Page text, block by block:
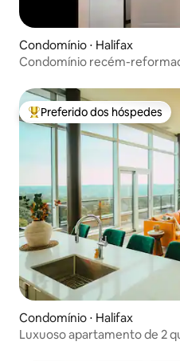
Condomínio ⋅ Halifax
Condomínio recém-
Entre os melhores preferidos
Preferido dos hóspedes
Condomínio ⋅ Halifax
Luxuoso apartamento de 2